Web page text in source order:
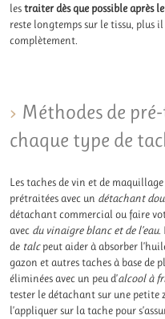
lestraiter dès que possible après
reste longtemps sur le tissu, plus
complètement.
Méthodes de
chaque type de
Les taches de vin et de
prétraitées avec un détachant
détachant commercial ou faire
avec du vinaigre blanc et de l’eau.
de talcpeut aider à absorber
gazon et autres taches à base de
éliminées avec un peu d’alcool à
tester le détachant sur une petite
l’appliquer sur la tache pour